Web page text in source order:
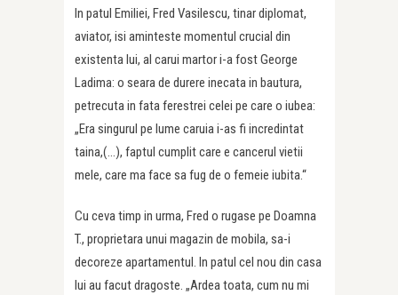
In patul Emiliei, Fred Vasilescu, tinar diplomat,
aviator, isi aminteste momentul crucial din
existenta lui, al carui martor i-a fost George
Ladima: o seara de durere inecata in bautura,
petrecuta in fata ferestrei celei pe care o iubea:
„Era singurul pe lume caruia i-as fi incredintat
taina,(…), faptul cumplit care e cancerul vietii
mele, care ma face sa fug de o femeie iubita.“
Cu ceva timp in urma, Fred o rugase pe Doamna
T., proprietara unui magazin de mobila, sa-i
decoreze apartamentul. In patul cel nou din casa
lui au facut dragoste. „Ardea toata, cum nu mi